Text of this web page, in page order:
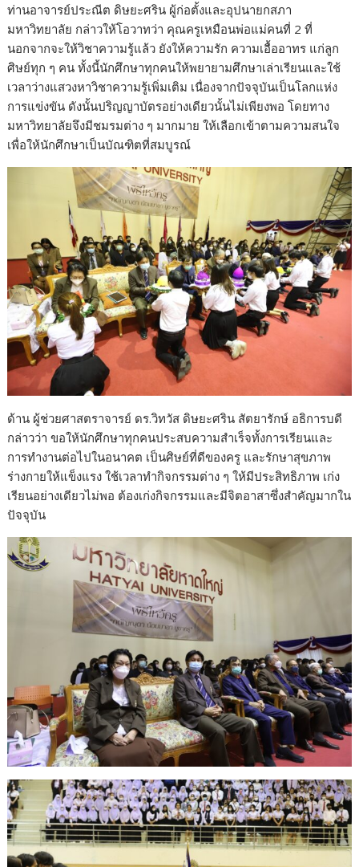
ท่านอาจารย์ประณีต ดิษยะศริน ผู้ก่อตั้งและอุปนายกสภา
มหาวิทยาลัย กล่าวให้โอวาทว่า คุณครูเหมือนพ่อแม่คนที่ 2 ที่
นอกจากจะให้วิชาความรู้แล้ว ยังให้ความรัก ความเอื้ออาทร แก่ลูก
ศิษย์ทุก ๆ คน ทั้งนี้นักศึกษาทุกคนให้พยายามศึกษาเล่าเรียนและใช้
เวลาว่างแสวงหาวิชาความรู้เพิ่มเติม เนื่องจากปัจจุบันเป็นโลกแห่ง
การแข่งขัน ดังนั้นปริญญาบัตรอย่างเดียวนั้นไม่เพียงพอ โดยทาง
มหาวิทยาลัยจึงมีชมรมต่าง ๆ มากมาย ให้เลือกเข้าตามความสนใจ
เพื่อให้นักศึกษาเป็นบัณฑิตที่สมบูรณ์
ด้าน ผู้ช่วยศาสตราจารย์ ดร.วิทวัส ดิษยะศริน สัตยารักษ์ อธิการบดี
กล่าวว่า ขอให้นักศึกษาทุกคนประสบความสำเร็จทั้งการเรียนและ
การทำงานต่อไปในอนาคต เป็นศิษย์ที่ดีของครู และรักษาสุขภาพ
ร่างกายให้แข็งแรง ใช้เวลาทำกิจกรรมต่าง ๆ ให้มีประสิทธิภาพ เก่ง
เรียนอย่างเดียวไม่พอ ต้องเก่งกิจกรรมและมีจิตอาสาซึ่งสำคัญมากใน
ปัจจุบัน